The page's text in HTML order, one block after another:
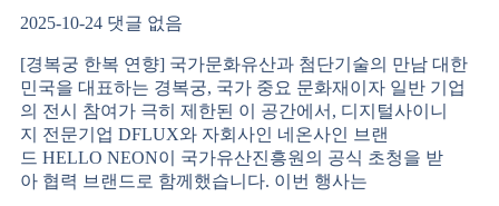
2025-10-24 댓글 없음
[경복궁 한복 연향] 국가문화유산과 첨단기술의 만남 대한
민국을 대표하는 경복궁, 국가 중요 문화재이자 일반 기업
의 전시 참여가 극히 제한된 이 공간에서, 디지털사이니
지 전문기업 DFLUX와 자회사인 네온사인 브랜
드 HELLO NEON이 국가유산진흥원의 공식 초청을 받
아 협력 브랜드로 함께했습니다. 이번 행사는